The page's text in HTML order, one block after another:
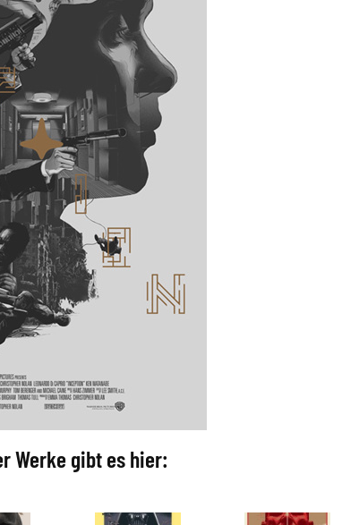
Werke gibt es hier: